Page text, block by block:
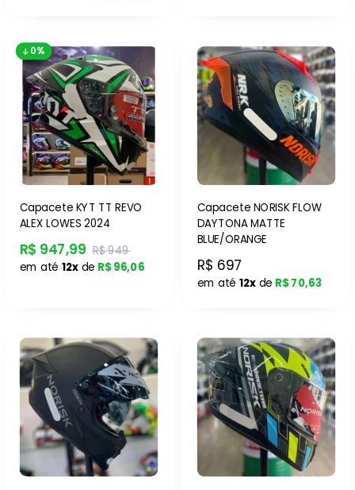
0%
Capacete KYT TT REVO
ALEX LOWES 2024
R$ 947,99 R$ 949
em até 12xde R$ 96,06
Capacete NORISK FLOW
DAYTONA MATTE
BLUE/ORANGE
R$ 697
em até 12xde R$ 70,63